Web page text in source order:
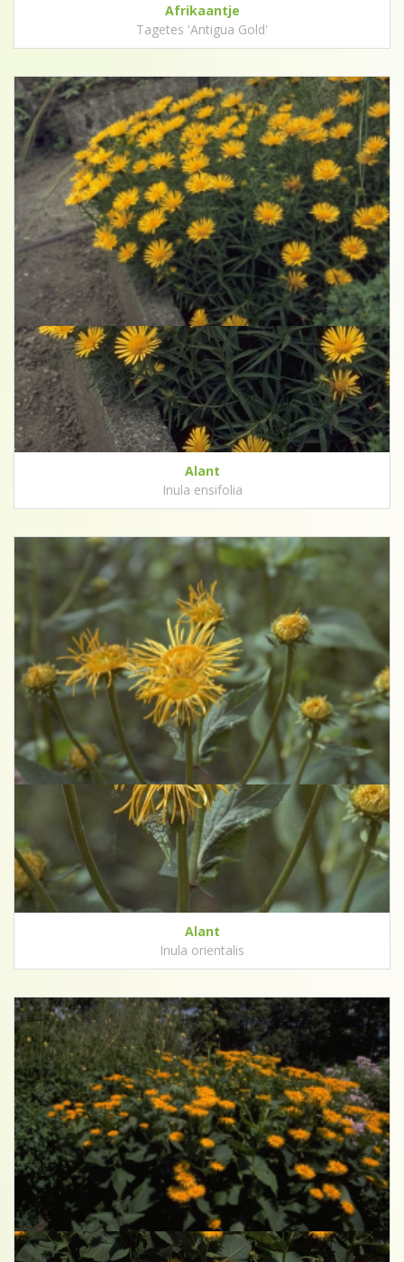
Afrikaantje
Tagetes 'Antigua Gold'
Alant
Inula ensifolia
Alant
Inula orientalis